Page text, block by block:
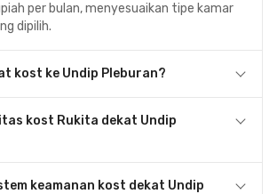
per bulan, menyesuaikan tipe kamar
dipilih.
kost ke Undip Pleburan?
kost Rukita dekat Undip
keamanan kost dekat Undip